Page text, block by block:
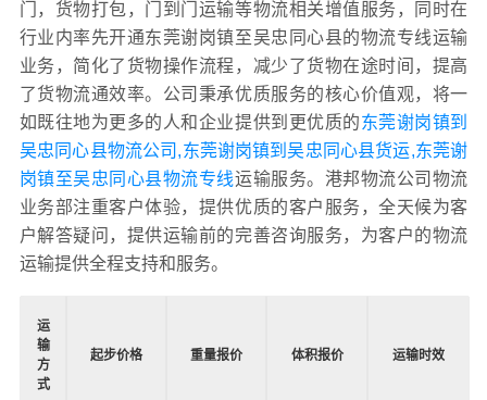
门，货物打包，门到门运输等物流相关增值服务，同时在
行业内率先开通东莞谢岗镇至吴忠同心县的物流专线运输
业务，简化了货物操作流程，减少了货物在途时间，提高
了货物流通效率。公司秉承优质服务的核心价值观，将一
如既往地为更多的人和企业提供到更优质的东莞谢岗镇到
吴忠同心县物流公司,东莞谢岗镇到吴忠同心县货运,东莞谢
岗镇至吴忠同心县物流专线运输服务。港邦物流公司物流
业务部注重客户体验，提供优质的客户服务，全天候为客
户解答疑问，提供运输前的完善咨询服务，为客户的物流
运输提供全程支持和服务。
运
输
方
式
起步价格 重量报价 体积报价 运输时效